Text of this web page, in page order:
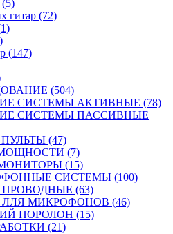
(5)
гитар (72)
(147)
(504)
СИСТЕМЫ АКТИВНЫЕ (78)
СИСТЕМЫ ПАССИВНЫЕ
(47)
(7)
(15)
СИСТЕМЫ (100)
(63)
МИКРОФОНОВ (46)
ПОРОЛОН (15)
(21)